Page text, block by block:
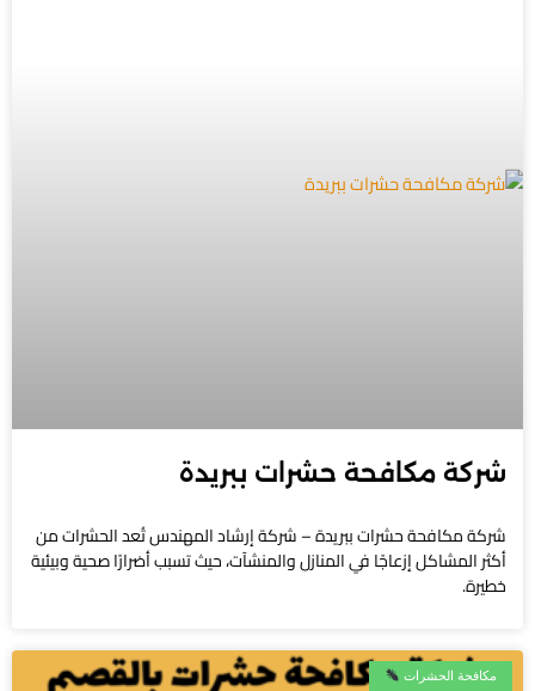
شركة مكافحة حشرات ببريدة
شركة مكافحة حشرات ببريدة – شركة إرشاد المهندس تُعد الحشرات من
أكثر المشاكل إزعاجًا في المنازل والمنشآت، حيث تسبب أضرارًا صحية وبيئية
خطيرة.
مكافحة الحشرات